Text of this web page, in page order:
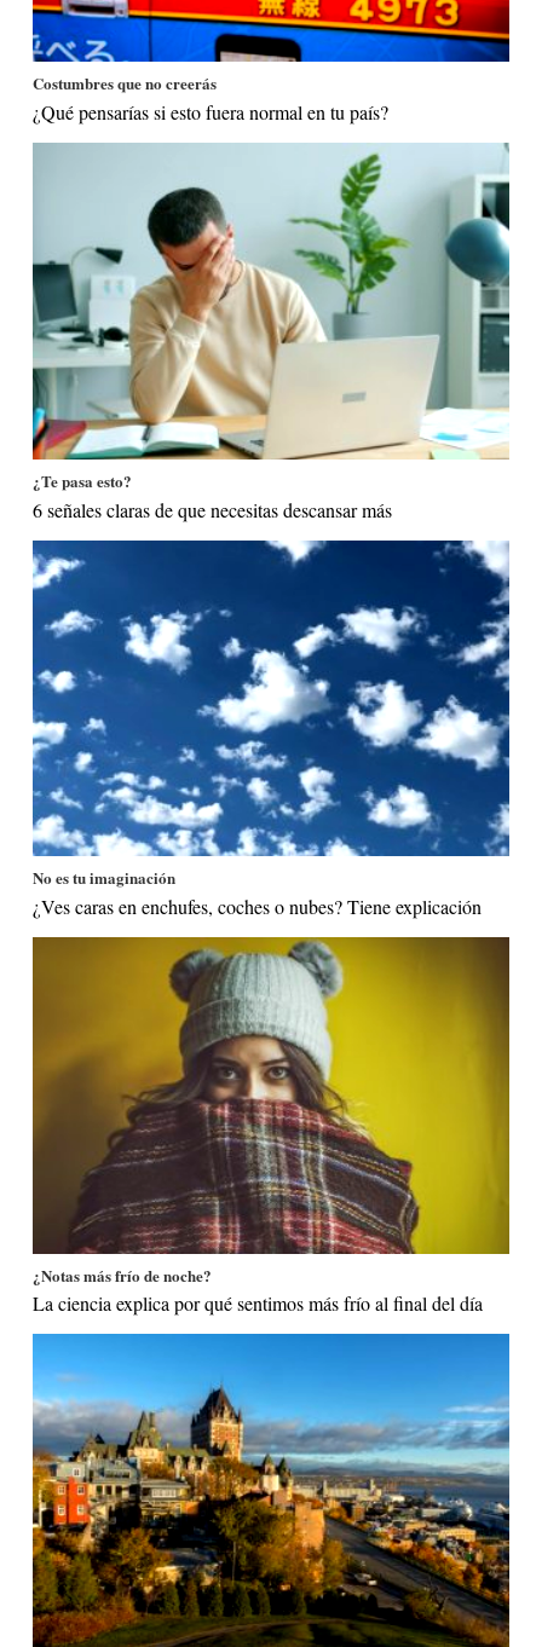
Costumbres que no creerás
¿Qué pensarías si esto fuera normal en tu país?
¿Te pasa esto?
6 señales claras de que necesitas descansar más
No es tu imaginación
¿Ves caras en enchufes, coches o nubes? Tiene explicación
¿Notas más frío de noche?
La ciencia explica por qué sentimos más frío al final del día